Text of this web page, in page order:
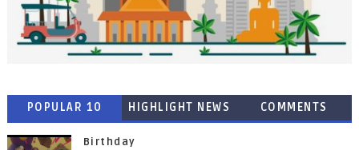
POPULAR 10 HIGHLIGHT NEWS COMMENTS
Birthday